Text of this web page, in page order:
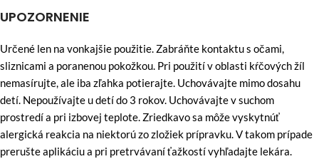
UPOZORNENIE
Určené len na vonkajšie použitie. Zabráňte kontaktu s očami,
sliznicami a poranenou pokožkou. Pri použití v oblasti kŕčových žíl
nemasírujte, ale iba zľahka potierajte. Uchovávajte mimo dosahu
detí. Nepoužívajte u detí do 3 rokov. Uchovávajte v suchom
prostredí a pri izbovej teplote. Zriedkavo sa môže vyskytnúť
alergická reakcia na niektorú zo zložiek prípravku. V takom prípade
prerušte aplikáciu a pri pretrvávaní ťažkostí vyhľadajte lekára.